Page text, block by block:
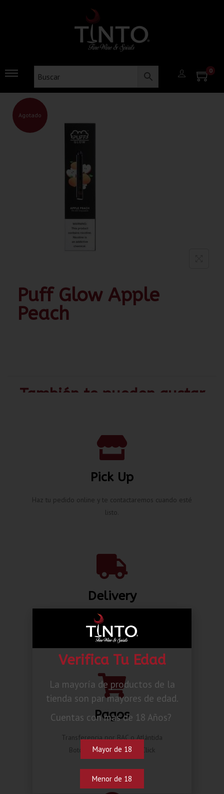
0
Agotado
Puff Glow Apple
Peach
También te pueden gustar
Pick Up
Haz tu pedido online y te contactaremos cuando esté
listo.
Delivery
Envíos nacionales hasta la puerta de tu casa desde L.
80.00*
Pagos
Transferencia por BAC o Atlántida
Botón de pago Compra Click
Verifica Tu Edad
La mayoría de productos de la
tienda son par mayores de edad.
Cuentas con mas de 18 Años?
Mayor de 18
Menor de 18